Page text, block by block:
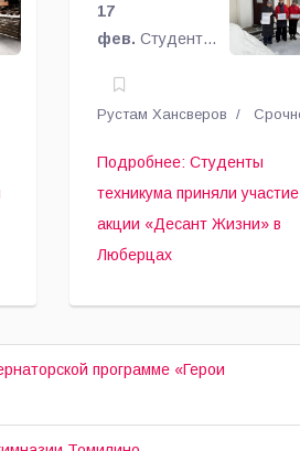
груза.
участие в
«Десант
в Люберцах
17
фев. Студенты
техникума
имени Героя
Союза, лётчика-
космонавта
Ю.А. Гагарина
присоединились
гуманитарной
помощи для
специальной
Рустам Хансверов
Подробнее: Студенты
техникума приняли
акции «Десант Жизни» в
Люберцах
программе «Герои